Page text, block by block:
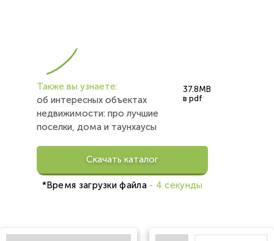
37.8MB
в pdf
Также вы узнаете:
об интересных объектах
недвижимости: про лучшие
поселки, дома и таунхаусы
Скачать каталог
*Время загрузки файла- 4 секунды